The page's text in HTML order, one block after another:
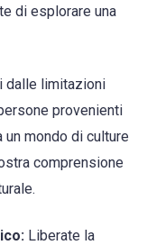
di esplorare una
dalle limitazioni
provenienti
mondo di culture
comprensione
Liberate la